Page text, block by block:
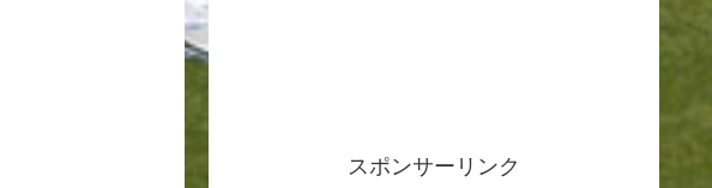
スポンサーリンク